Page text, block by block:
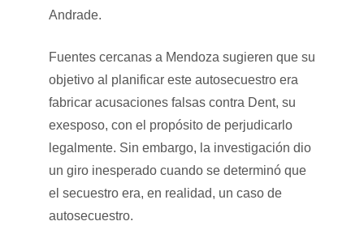
Andrade.
Fuentes cercanas a Mendoza sugieren que su
objetivo al planificar este autosecuestro era
fabricar acusaciones falsas contra Dent, su
exesposo, con el propósito de perjudicarlo
legalmente. Sin embargo, la investigación dio
un giro inesperado cuando se determinó que
el secuestro era, en realidad, un caso de
autosecuestro.